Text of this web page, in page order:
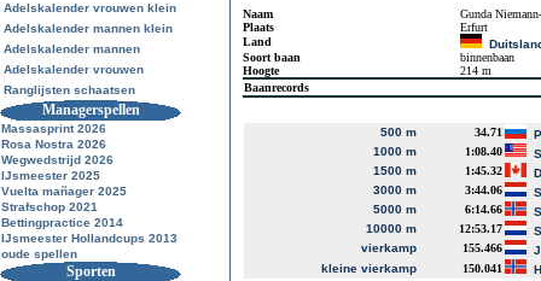
Adelskalender vrouwen klein
Adelskalender mannen klein
Adelskalender mannen
Adelskalender vrouwen
Ranglijsten schaatsen
Managerspellen
Massasprint 2026
Rosa Nostra 2026
Wegwedstrijd 2026
IJsmeester 2025
Vuelta mañager 2025
Strafschop 2021
Bettingpractice 2014
IJsmeester Hollandcups 2013
oude spellen
Sporten
Naam
Gunda
Plaats
Erfurt
Land
Soort baan
binnenbaan
Hoogte
214 m
Baanrecords
500 m 34.71
1000 m
1:08.40
1500 m
1:45.32
3000 m
3:44.06
5000 m
6:14.66
10000 m
12:53.17
vierkamp
155.466
kleine vierkamp
150.041